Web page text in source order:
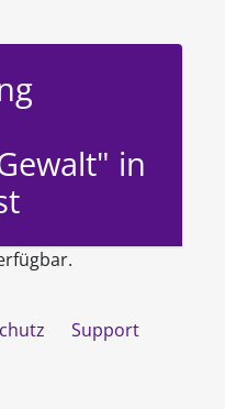
in
Support